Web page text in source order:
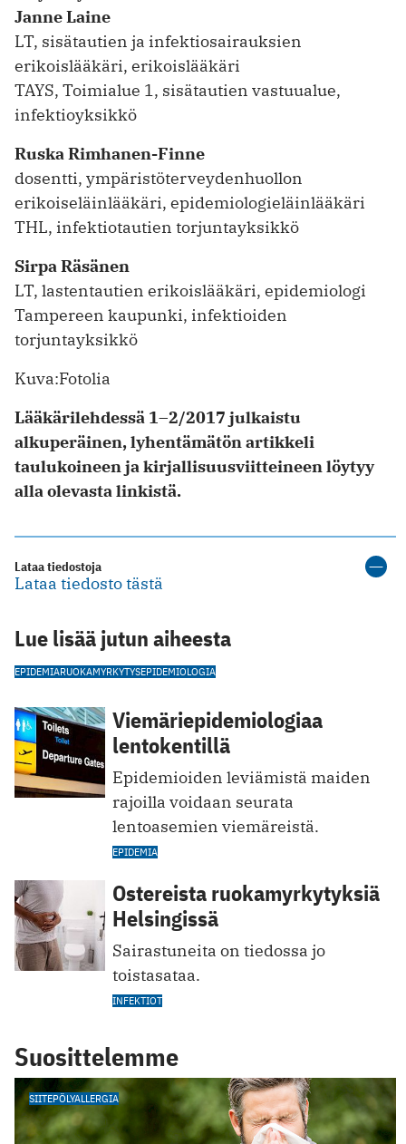
Janne Laine
LT, sisätautien ja infektiosairauksien
erikoislääkäri, erikoislääkäri
TAYS, Toimialue 1, sisätautien vastuualue,
infektioyksikkö
Ruska Rimhanen-Finne
dosentti, ympäristöterveydenhuollon
erikoiseläinlääkäri, epidemiologieläinlääkäri
THL, infektiotautien torjuntayksikkö
Sirpa Räsänen
LT, lastentautien erikoislääkäri, epidemiologi
Tampereen kaupunki, infektioiden
torjuntayksikkö
Kuva:Fotolia
Lääkärilehdessä 1–2/2017 julkaistu
alkuperäinen, lyhentämätön artikkeli
taulukoineen ja kirjallisuusviitteineen löytyy
alla olevasta linkistä.
Lataa tiedostoja
Lataa tiedosto tästä
Lue lisää jutun aiheesta
EPIDEMIARUOKAMYRKYTYSEPIDEMIOLOGIA
Viemäriepidemiologiaa
lentokentillä
Epidemioiden leviämistä maiden
rajoilla voidaan seurata
lentoasemien viemäreistä.
EPIDEMIA
Ostereista ruokamyrkytyksiä
Helsingissä
Sairastuneita on tiedossa jo
toistasataa.
INFEKTIOT
Suosittelemme
SIITEPÖLYALLERGIA